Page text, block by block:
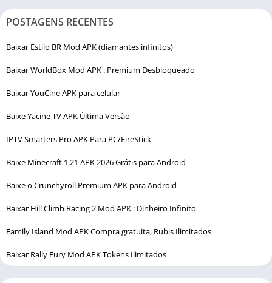
POSTAGENS RECENTES
Baixar Estilo BR Mod APK (diamantes infinitos)
Baixar WorldBox Mod APK : Premium Desbloqueado
Baixar YouCine APK para celular
Baixe Yacine TV APK Última Versão
IPTV Smarters Pro APK Para PC/FireStick
Baixe Minecraft 1.21 APK 2026 Grátis para Android
Baixe o Crunchyroll Premium APK para Android
Baixar Hill Climb Racing 2 Mod APK : Dinheiro Infinito
Family Island Mod APK Compra gratuita, Rubis Ilimitados
Baixar Rally Fury Mod APK Tokens Ilimitados